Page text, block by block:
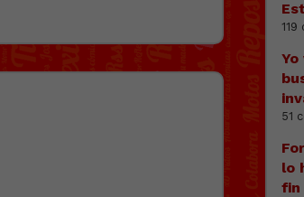
51
lo
fin